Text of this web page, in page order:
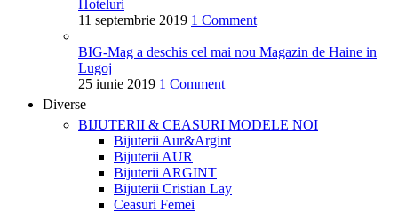
Hoteluri
11 septembrie 2019 1 Comment
BIG-Mag a deschis cel mai nou Magazin de Haine in
Lugoj
25 iunie 2019 1 Comment
Diverse
BIJUTERII & CEASURI MODELE NOI
Bijuterii Aur&Argint
Bijuterii AUR
Bijuterii ARGINT
Bijuterii Cristian Lay
Ceasuri Femei